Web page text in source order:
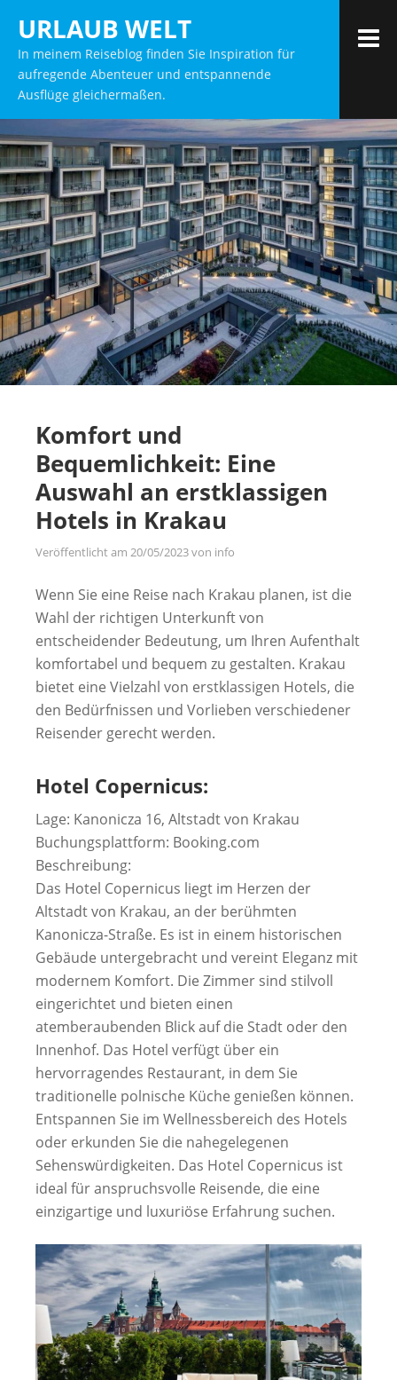
Inhalt
springen
URLAUB WELT
In meinem Reiseblog finden Sie Inspiration für
aufregende Abenteuer und entspannende
Ausflüge gleichermaßen.
Komfort und
Bequemlichkeit: Eine
Auswahl an erstklassigen
Hotels in Krakau
Veröffentlicht am 20/05/2023von info
Wenn Sie eine Reise nach Krakau planen, ist die
Wahl der richtigen Unterkunft von
entscheidender Bedeutung, um Ihren Aufenthalt
komfortabel und bequem zu gestalten. Krakau
bietet eine Vielzahl von erstklassigen Hotels, die
den Bedürfnissen und Vorlieben verschiedener
Reisender gerecht werden.
Hotel Copernicus:
Lage: Kanonicza 16, Altstadt von Krakau
Buchungsplattform: Booking.com
Beschreibung:
Das Hotel Copernicus liegt im Herzen der
Altstadt von Krakau, an der berühmten
Kanonicza-Straße. Es ist in einem historischen
Gebäude untergebracht und vereint Eleganz mit
modernem Komfort. Die Zimmer sind stilvoll
eingerichtet und bieten einen
atemberaubenden Blick auf die Stadt oder den
Innenhof. Das Hotel verfügt über ein
hervorragendes Restaurant, in dem Sie
traditionelle polnische Küche genießen können.
Entspannen Sie im Wellnessbereich des Hotels
oder erkunden Sie die nahegelegenen
Sehenswürdigkeiten. Das Hotel Copernicus ist
ideal für anspruchsvolle Reisende, die eine
einzigartige und luxuriöse Erfahrung suchen.